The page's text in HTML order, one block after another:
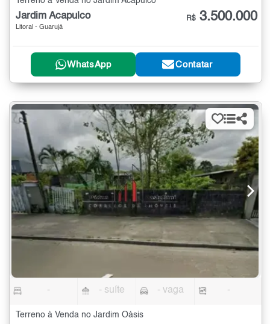
Jardim Acapulco
Litoral - Guarujá
R$ 3.500.000
WhatsApp Contatar
- - suíte - vaga -
Terreno à Venda no Jardim Oásis